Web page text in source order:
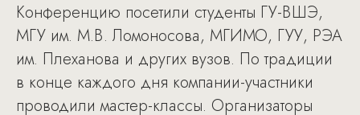
Конференцию посетили студенты ГУ-ВШЭ,
МГУ им. М.В. Ломоносова, МГИМО, ГУУ, РЭА
им. Плеханова и других вузов. По традиции
в конце каждого дня компании-участники
проводили мастер-классы. Организаторы